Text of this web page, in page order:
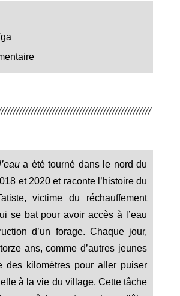
a été tourné dans le nord du
et 2020 et raconte l’histoire du
victime du réchauffement
se bat pour avoir accès à l’eau
d’un forage. Chaque jour,
ans, comme d’autres jeunes
des kilomètres pour aller puiser
à la vie du village. Cette tâche